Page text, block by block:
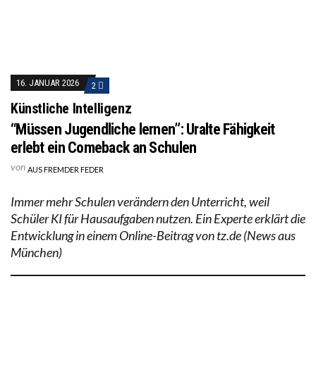
16. JANUAR 2026 2
Künstliche Intelligenz
“Müssen Jugendliche lernen”: Uralte Fähigkeit
erlebt ein Comeback an Schulen
von AUS FREMDER FEDER
Immer mehr Schulen verändern den Unterricht, weil
Schüler KI für Hausaufgaben nutzen. Ein Experte erklärt die
Entwicklung in einem Online-Beitrag von tz.de (News aus
München)